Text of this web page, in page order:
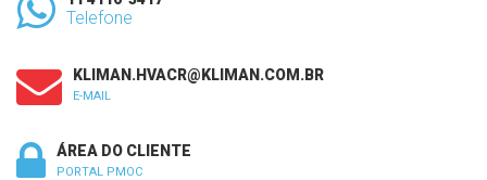
Telefone
KLIMAN.HVACR@KLIMAN.COM.BR
E-MAIL
ÁREA DO CLIENTE
PORTAL PMOC